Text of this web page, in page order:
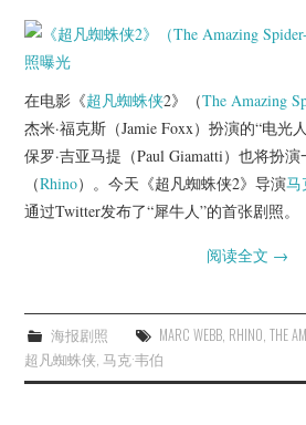
在电影《超凡蜘蛛侠2》（The Amazing
杰米·福克斯（Jamie Foxx）扮演的“电光
保罗·吉亚马提（Paul Giamatti）也将扮
（Rhino）。今天《超凡蜘蛛侠2》导演马
通过Twitter发布了“犀牛人”的首张剧照。
阅读全文 →
海报剧照 MARC WEBB, RHINO, THE
超凡蜘蛛侠, 马克·韦伯